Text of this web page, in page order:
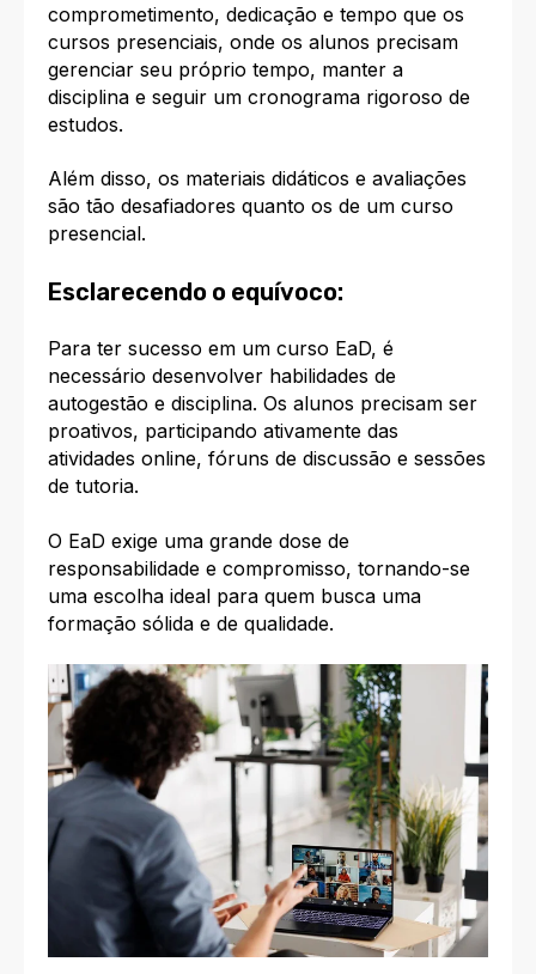
comprometimento, dedicação e tempo que os
cursos presenciais, onde os alunos precisam
gerenciar seu próprio tempo, manter a
disciplina e seguir um cronograma rigoroso de
estudos.
Além disso, os materiais didáticos e avaliações
são tão desafiadores quanto os de um curso
presencial.
Esclarecendo o equívoco:
Para ter sucesso em um curso EaD, é
necessário desenvolver habilidades de
autogestão e disciplina. Os alunos precisam ser
proativos, participando ativamente das
atividades online, fóruns de discussão e sessões
de tutoria.
O EaD exige uma grande dose de
responsabilidade e compromisso, tornando-se
uma escolha ideal para quem busca uma
formação sólida e de qualidade.